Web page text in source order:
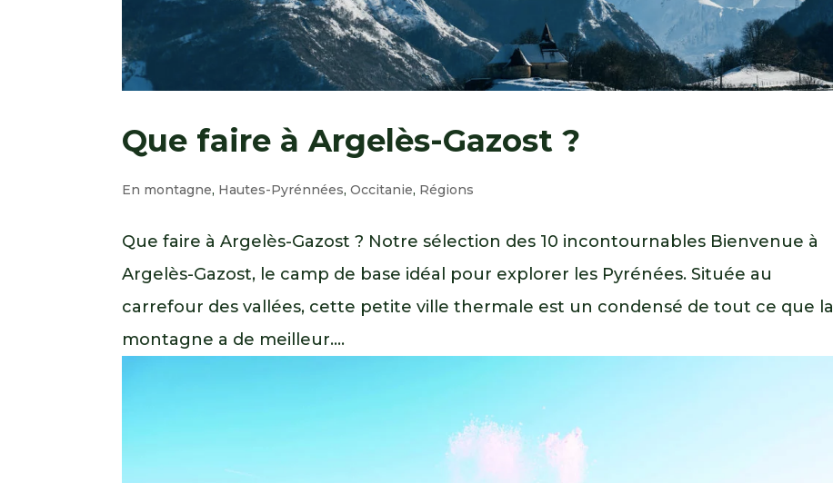
Que faire à Argelès-Gazost ?
En montagne, Hautes-Pyrénnées,Occitanie, Régions
Que faire à Argelès-Gazost ? Notre sélection des 10 incontournables Bienvenue à
Argelès-Gazost, le camp de base idéal pour explorer les Pyrénées. Située au
carrefour des vallées, cette petite ville thermale est un condensé de tout ce que la
montagne a de meilleur....